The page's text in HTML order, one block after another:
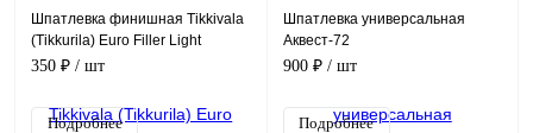
Шпатлевка финишная Tikkivala
(Tikkurila) Euro Filler Light
350 ₽ / шт
Подробнее
Шпатлевка универсальная
Аквест-72
900 ₽ / шт
Подробнее